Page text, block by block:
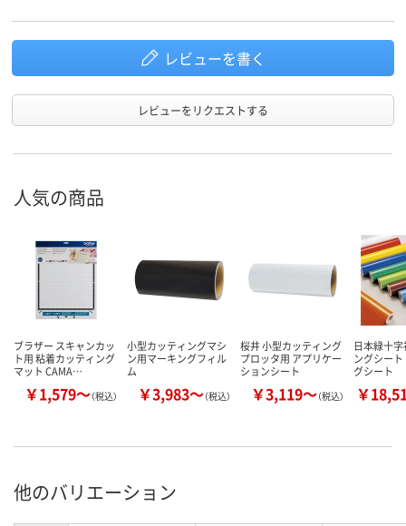
レビューを書く
レビューをリクエストする
人気の商品
ブラザー スキャンカッ
ト用 粘着カッティング
マット CAMA…
￥1,579～（税込）
小型カッティングマシ
ン用マーキングフィル
ム
￥3,983～（税込）
桜井 小型カッティング
プロッタ用 アプリケー
ションシート
￥3,119～（税込）
日本緑十
ングシー
グシート
￥
他のバリエーション